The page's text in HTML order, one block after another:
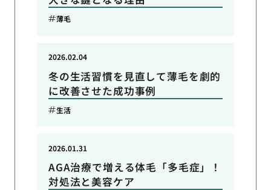
薄毛
冬の生活習慣を見直して薄毛を劇的
に改善させた成功事例
2026.02.04
生活
AGA治療で増える体毛「多毛症」！
対処法と美容ケア
2026.01.31